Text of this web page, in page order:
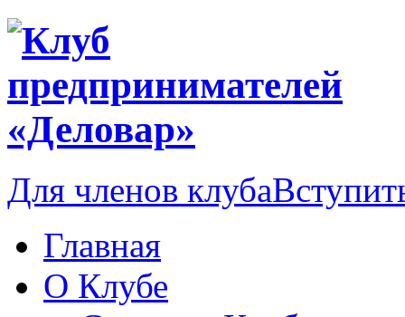
Для членов клуба
Главная
О Клубе